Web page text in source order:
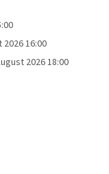
2026 16:00
2026 18:00